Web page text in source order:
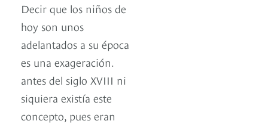
Decir que los niños de
hoy son unos
adelantados a su época
es una exageración.
antes del siglo XVIII ni
siquiera existía este
concepto, pues eran